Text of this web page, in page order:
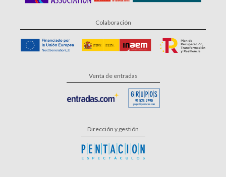
Colaboración
Venta de entradas
Dirección y gestión